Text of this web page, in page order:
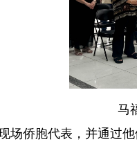
马
场侨胞代表，并通过